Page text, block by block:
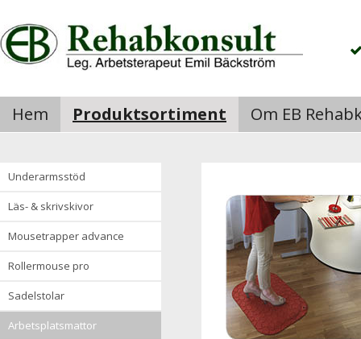
Hem Produktsortiment Om EB
underarmsstöd
läs- & skrivskivor
mousetrapper advance
rollermouse pro
sadelstolar
arbetsplatsmattor